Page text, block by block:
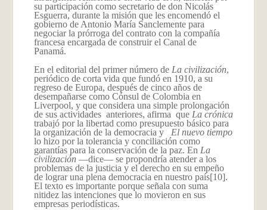
su participación como secretario de don Nicolás
Esguerra, durante la misión que les encomendó el
gobierno de Antonio María Sanclemente para
negociar la prórroga del contrato con la compañía
francesa encargada de construir el Canal de
Panamá.
En el editorial del primer número de La civilización,
periódico de corta vida que fundó en 1910, a su
regreso de Europa, después de cinco años de
desempañarse como Cónsul de Colombia en
Liverpool, y que considera una simple prolongación
de sus actividades anteriores, afirma que La crónica
trabajó por la libertad como presupuesto básico para
la organización de la democracia y El nuevo tiempo
lo hizo por la tolerancia y conciliación como
garantías para la conservación de la paz. En La
civilización—dice— se propondría atender a los
problemas de la justicia y el derecho en su empeño
de lograr una plena democracia en nuestro país[10].
El texto es importante porque señala con suma
nitidez las intenciones que lo movieron en sus
empresas periodísticas.